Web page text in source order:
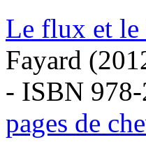
Le flux et le
Fayard
- ISBN
pages de